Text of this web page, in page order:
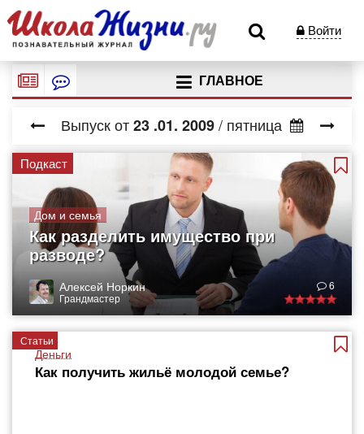
Войти
ГЛАВНОЕ
Выпуск от23 .01. 2009 / пятница
Подкаст
Дом и семья
Как разделить имущество при
разводе?
Алексей Норкин
Грандмастер
6
Статьи
Деньги
Как получить жильё молодой семье?